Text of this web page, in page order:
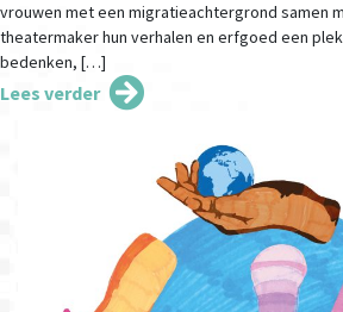
vrouwen met een migratieachtergrond samen
theatermaker hun verhalen en erfgoed een
bedenken, […]
Lees verder